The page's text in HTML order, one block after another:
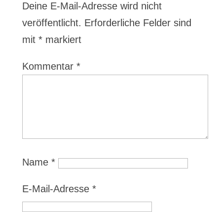
Deine E-Mail-Adresse wird nicht
veröffentlicht. Erforderliche Felder sind
mit *markiert
Kommentar *
Name *
E-Mail-Adresse *